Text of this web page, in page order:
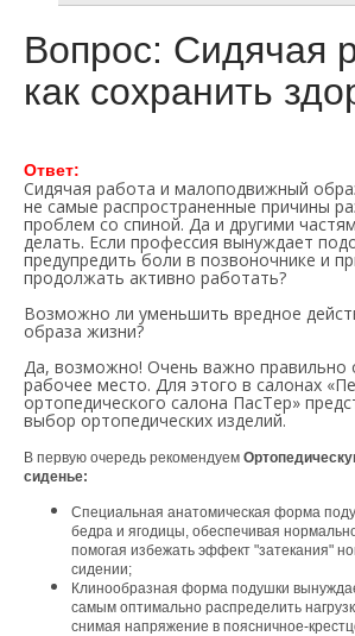
Вопрос: Сидячая
как сохранить
Ответ:
Сидячая работа и малоподвижный
не самые распространенные причины
проблем со спиной. Да и другими
делать. Если профессия вынуждает
предупредить боли в позвоночнике и
продолжать активно работать?
Возможно ли уменьшить вредное
образа жизни?
Да, возможно! Очень важно правильно
рабочее место. Для этого в салонах
ортопедического салона ПасТер»
выбор ортопедических изделий.
В первую очередь рекомендуем
сиденье:
Специальная анатомическая форма
бедра и ягодицы, обеспечивая
помогая избежать эффект "затекания"
сидении;
Клинообразная форма подушки
самым оптимально распределить
снимая напряжение в поясничное-